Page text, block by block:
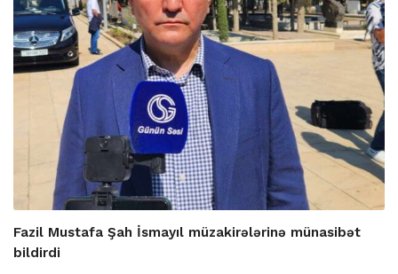
Fazil Mustafa Şah İsmayıl müzakirələrinə münasibət
bildirdi